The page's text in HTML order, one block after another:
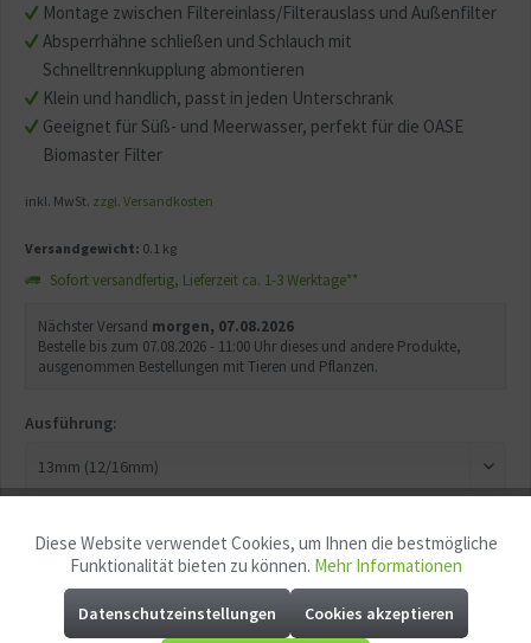
Montage zwischen Filtereinlass/Filterauslass und Außenfilter
Absperrhähne schließen und Schlauch mit
Schnelltrennkupplung abmontieren
Klein und handlich, passt in jeden Unterschrank
Geeignet für Süß- und Meerwasser, perfekt für die OASE
Biomaster Filter
inkl. MwSt. zzgl. Versandkosten
Versandgewicht: 0.1 kg
Sofort versandfertig, Lieferzeit ca. 1-3 Werktage**
Nächster Versand morgen, 07.08.2026
Bestelle bis zum 07.08.2026 - 11:00 Uhr dieses und andere Produkte,
ausgenommen Bestellungen mit Tieren und Pflanzen.
Ausführung:
In den Warenkorb
Merken Fragen zum Artikel?
Funktionale Aktiv
Marketing Aktiv
Diese Website verwendet Cookies, um Ihnen die bestmögliche
Funktionalität bieten zu können. Mehr Informationen
Datenschutzeinstellungen Cookies akzeptieren